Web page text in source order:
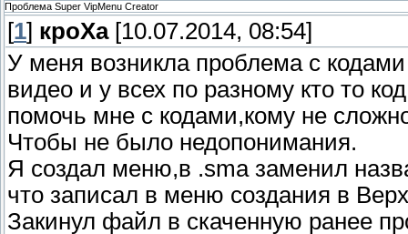
Проблема Super VipMenu Creator
[1] кроХа[10.07.2014, 08:54]
У меня возникла проблема с
видео и у всех по разному кто то
помочь мне с кодами,кому не
Чтобы не было недопонимания.
Я создал меню,в .sma заменил
что записал в меню создания в
Закинул файл в скаченную ранее